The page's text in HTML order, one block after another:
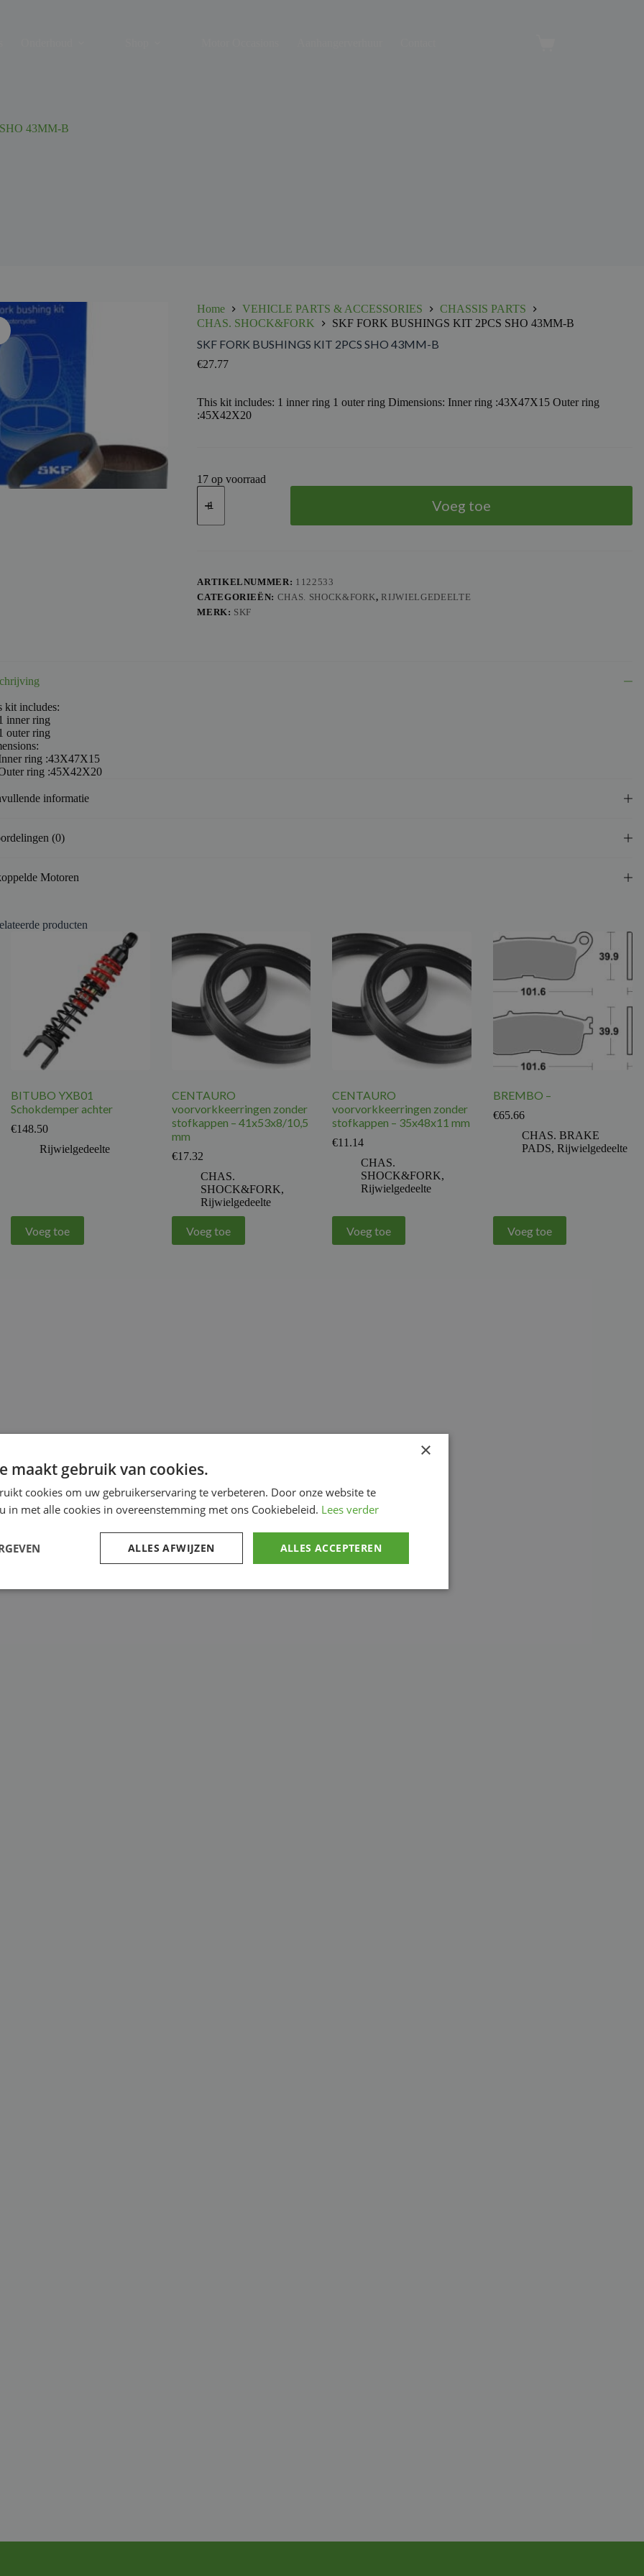
43MM-B
Home VEHICLE PARTS & ACCESSORIES
CHASSIS PARTS
CHAS. SHOCK&FORK
SKF FORK BUSHINGS KIT 2PCS SHO 43MM-B
SKF FORK BUSHINGS KIT 2PCS SHO 43MM-B
€27.77
This kit includes: 1 inner ring 1 outer ring Dimensions: Inner ring :43X47X15 Outer ring
:45X42X20
17 op voorraad
SKF
FORK
KIT
B
aantal
Voeg toe
ARTIKELNUMMER: 1122533
CATEGORIEËN: CHAS. SHOCK&FORK, RIJWIELGEDEELTE
MERK: SKF
kit includes:
inner ring
outer ring
ring :43X47X15
ring :45X42X20
informatie
(0)
Motoren
producten
BITUBO YXB01
Schokdemper achter
€148.50
Rijwielgedeelte
Voeg toe
CENTAURO
voorvorkkeerringen zonder
stofkappen – 41x53x8/10,5
mm
€17.32
CHAS.
SHOCK&FORK,
Rijwielgedeelte
Voeg toe
CENTAURO
voorvorkkeerringen zonder
stofkappen – 35x48x11 mm
€11.14
CHAS.
SHOCK&FORK,
Rijwielgedeelte
Voeg toe
BREMBO –
€65.66
CHAS. BRAKE
PADS,Rijwielgedeelte
Voeg toe
×
maakt gebruik van cookies.
cookies om uw gebruikerservaring te verbeteren. Door onze website te
in met alle cookies in overeenstemming met ons Cookiebeleid. Lees verder
ALLES ACCEPTEREN
ALLES AFWIJZEN